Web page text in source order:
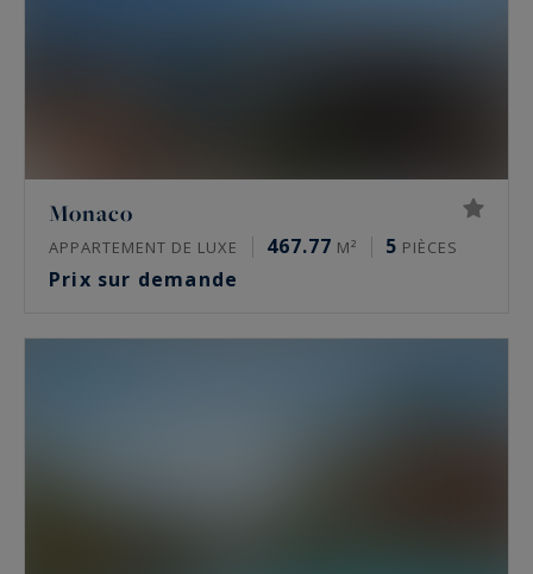
Monaco
APPARTEMENT DE LUXE 467.77 M² 5 PIÈCES
Prix sur demande